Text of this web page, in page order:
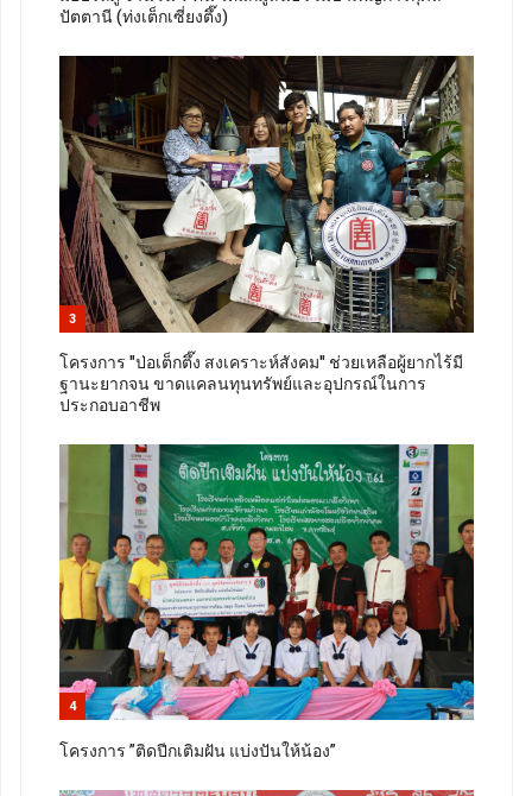
ปัตตานี (ท่งเต็กเซี่ยงตึ๊ง)
3
โครงการ "ป่อเต็กตึ๊ง สงเคราะห์สังคม" ช่วยเหลือผู้ยากไร้มี
ฐานะยากจน ขาดแคลนทุนทรัพย์และอุปกรณ์ในการ
ประกอบอาชีพ
4
โครงการ ”ติดปีกเติมฝัน แบ่งปันให้น้อง”